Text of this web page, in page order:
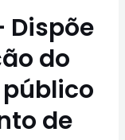
Dispõe
do
de